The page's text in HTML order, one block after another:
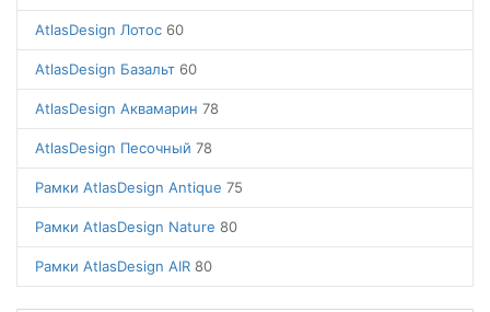
AtlasDesign Лотос 60
AtlasDesign Базальт 60
AtlasDesign Аквамарин 78
AtlasDesign Песочный 78
Рамки AtlasDesign Antique 75
Рамки AtlasDesign Nature 80
Рамки AtlasDesign AIR 80